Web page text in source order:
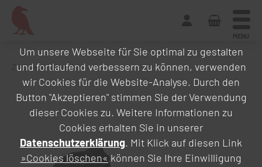
MENU
Zurück zur Übersicht
Um unsere Webseite für Sie optimal zu gestalten
und fortlaufend verbessern zu können, verwenden
wir Cookies für die Website-Analyse. Durch den
Button "Akzeptieren" stimmen Sie der Verwendung
dieser Cookies zu. Weitere Informationen zu
Cookies erhalten Sie in unserer
Datenschutzerklärung. Mit Klick auf diesen Link
»Cookies löschen«können Sie Ihre Einwilligung